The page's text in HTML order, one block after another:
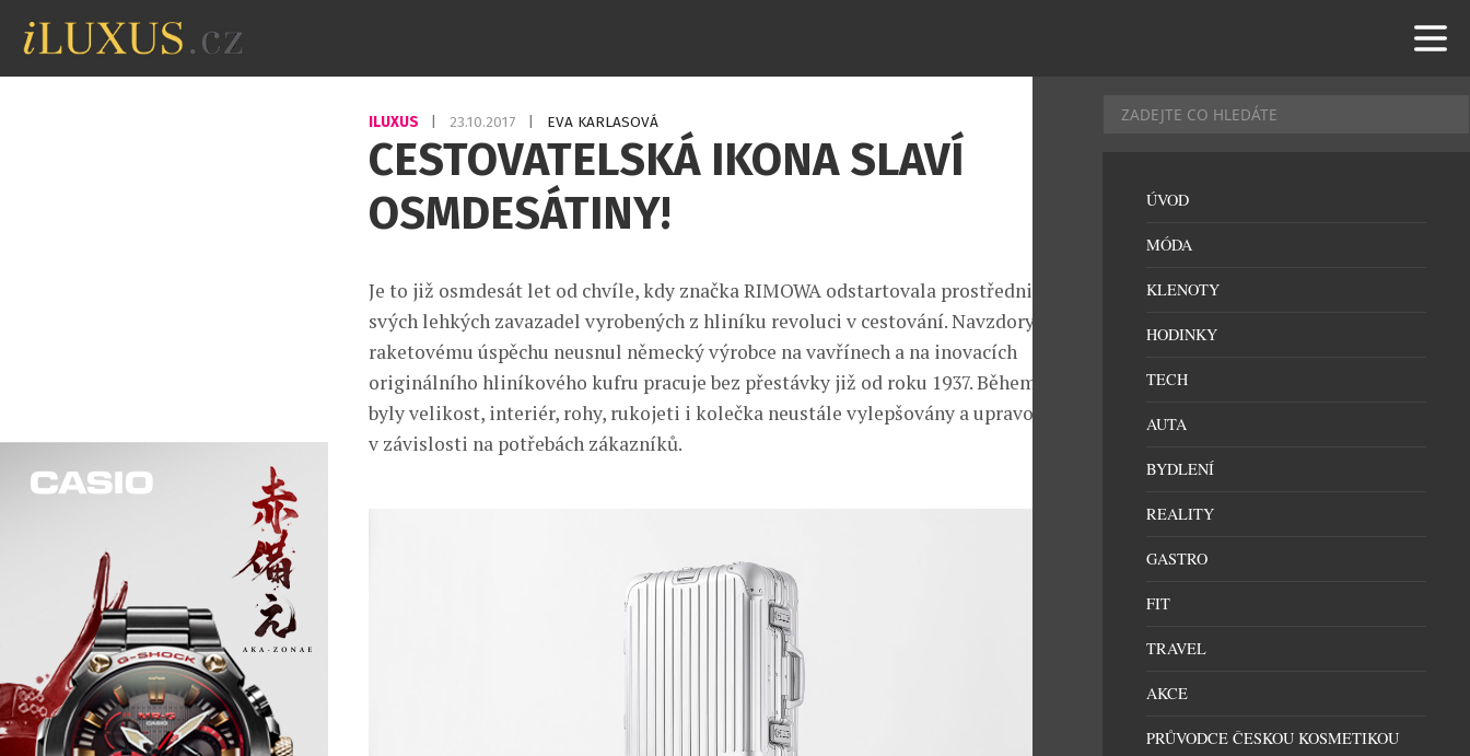
ILUXUS 23.10.2017 EVA KARLASOVÁ
CESTOVATELSKÁ IKONA SLAVÍ
OSMDESÁTINY!
Je to již osmdesát let od chvíle, kdy značka RIMOWA odstartovala prostřednictvím
svých lehkých zavazadel vyrobených z hliníku revoluci v cestování. Navzdory
raketovému úspěchu neusnul německý výrobce na vavřínech a na inovacích
originálního hliníkového kufru pracuje bez přestávky již od roku 1937. Během let
byly velikost, interiér, rohy, rukojeti i kolečka neustále vylepšovány a upravovány
v závislosti na potřebách zákazníků.
ÚVOD
MÓDA
KLENOTY
HODINKY
TECH
AUTA
BYDLENÍ
REALITY
GASTRO
FIT
TRAVEL
AKCE
PRŮVODCE ČESKOU KOSMETIKOU